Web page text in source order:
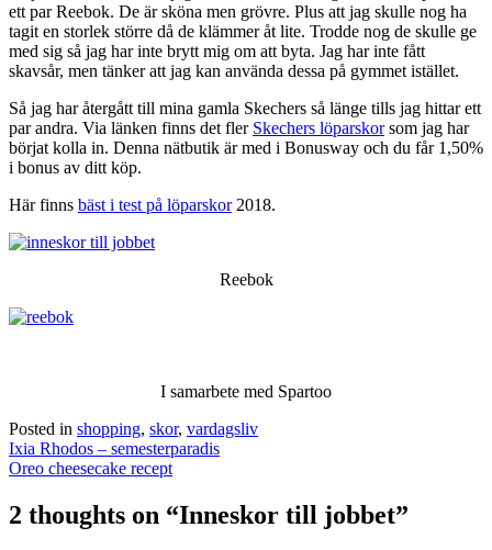
ett par Reebok. De är sköna men grövre. Plus att jag skulle nog ha
tagit en storlek större då de klämmer åt lite. Trodde nog de skulle ge
med sig så jag har inte brytt mig om att byta. Jag har inte fått
skavsår, men tänker att jag kan använda dessa på gymmet istället.
Så jag har återgått till mina gamla Skechers så länge tills jag hittar ett
par andra. Via länken finns det fler Skechers löparskorsom jag har
börjat kolla in. Denna nätbutik är med i Bonusway och du får 1,50%
i bonus av ditt köp.
Här finns bäst i test på löparskor2018.
Reebok
I samarbete med Spartoo
Posted in shopping, skor, vardagsliv
Post
navigation
Ixia Rhodos – semesterparadis
Oreo cheesecake recept
2 thoughts on “Inneskor till jobbet”